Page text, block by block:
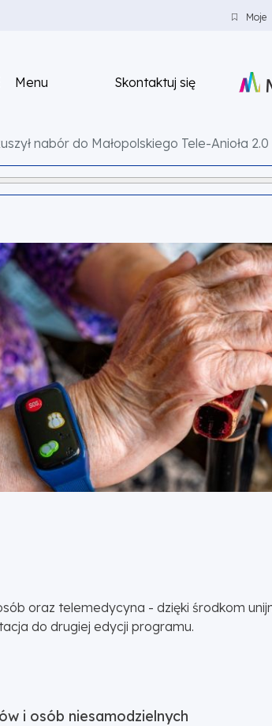
Moje
Menu Skontaktuj się
nabór do Małopolskiego Tele-Anioła 2.0
oraz telemedycyna - dzięki środkom
do drugiej edycji programu.
i osób niesamodzielnych